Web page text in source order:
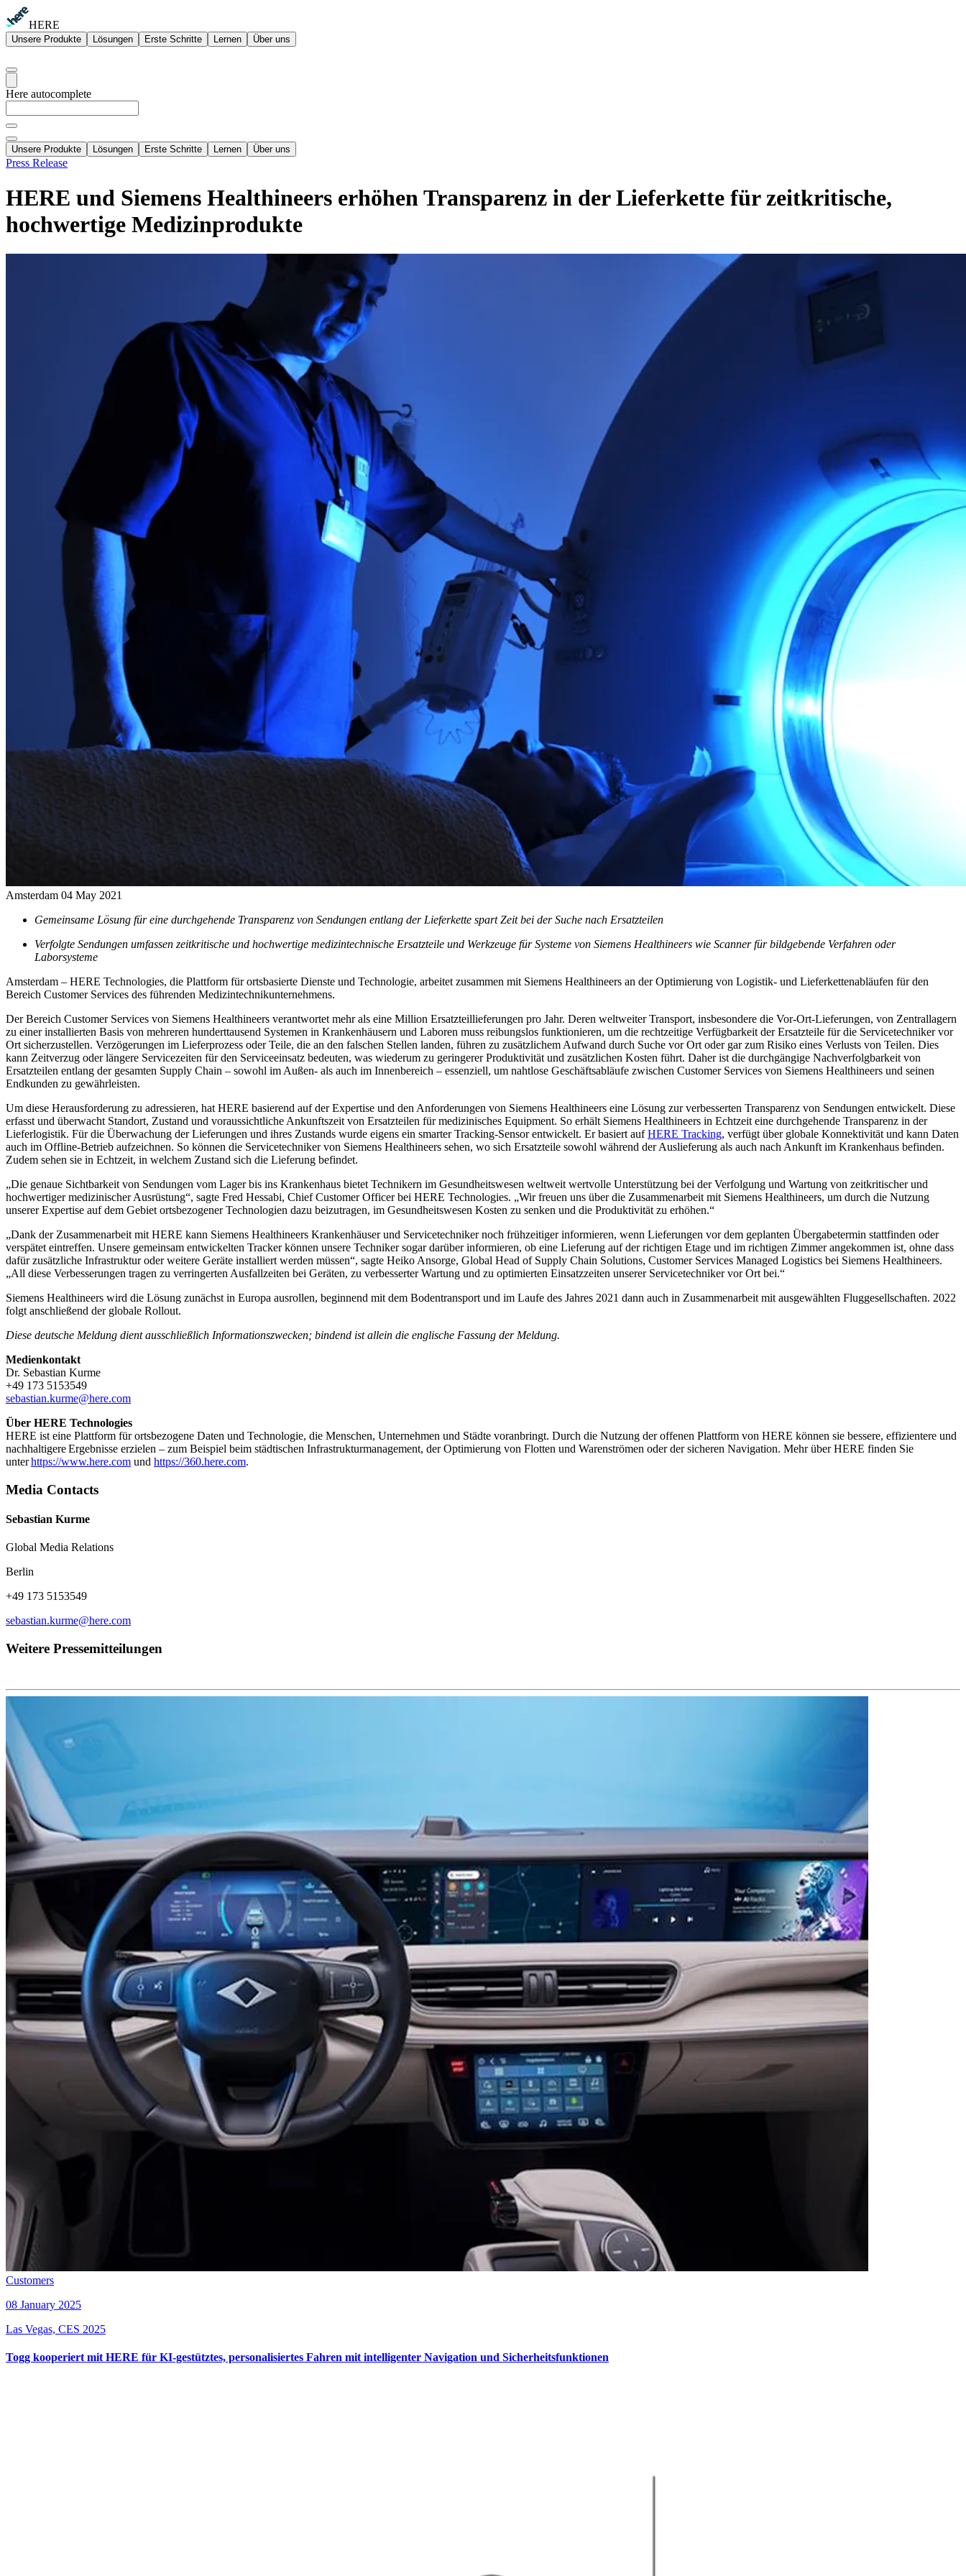
HERE
Unsere Produkte Lösungen Erste Schritte Lernen Über uns
Here autocomplete
Unsere Produkte Lösungen Erste Schritte Lernen Über uns
Press Release
HERE und Siemens Healthineers erhöhen Transparenz in der Lieferkette für zeitkritische,
hochwertige Medizinprodukte
Amsterdam 04 May 2021
Gemeinsame Lösung für eine durchgehende Transparenz von Sendungen entlang der Lieferkette spart Zeit bei der Suche nach Ersatzteilen
Verfolgte Sendungen umfassen zeitkritische und hochwertige medizintechnische Ersatzteile und Werkzeuge für Systeme von Siemens Healthineers wie Scanner für bildgebende Verfahren oder
Laborsysteme
Amsterdam – HERE Technologies, die Plattform für ortsbasierte Dienste und Technologie, arbeitet zusammen mit Siemens Healthineers an der Optimierung von Logistik- und Lieferkettenabläufen für den
Bereich Customer Services des führenden Medizintechnikunternehmens.
Der Bereich Customer Services von Siemens Healthineers verantwortet mehr als eine Million Ersatzteillieferungen pro Jahr. Deren weltweiter Transport, insbesondere die Vor-Ort-Lieferungen, von Zentrallagern
zu einer installierten Basis von mehreren hunderttausend Systemen in Krankenhäusern und Laboren muss reibungslos funktionieren, um die rechtzeitige Verfügbarkeit der Ersatzteile für die Servicetechniker vor
Ort sicherzustellen. Verzögerungen im Lieferprozess oder Teile, die an den falschen Stellen landen, führen zu zusätzlichem Aufwand durch Suche vor Ort oder gar zum Risiko eines Verlusts von Teilen. Dies
kann Zeitverzug oder längere Servicezeiten für den Serviceeinsatz bedeuten, was wiederum zu geringerer Produktivität und zusätzlichen Kosten führt. Daher ist die durchgängige Nachverfolgbarkeit von
Ersatzteilen entlang der gesamten Supply Chain – sowohl im Außen- als auch im Innenbereich – essenziell, um nahtlose Geschäftsabläufe zwischen Customer Services von Siemens Healthineers und seinen
Endkunden zu gewährleisten.
Um diese Herausforderung zu adressieren, hat HERE basierend auf der Expertise und den Anforderungen von Siemens Healthineers eine Lösung zur verbesserten Transparenz von Sendungen entwickelt. Diese
erfasst und überwacht Standort, Zustand und voraussichtliche Ankunftszeit von Ersatzteilen für medizinisches Equipment. So erhält Siemens Healthineers in Echtzeit eine durchgehende Transparenz in der
Lieferlogistik. Für die Überwachung der Lieferungen und ihres Zustands wurde eigens ein smarter Tracking-Sensor entwickelt. Er basiert aufHERE Tracking, verfügt über globale Konnektivität und kann Daten
auch im Offline-Betrieb aufzeichnen. So können die Servicetechniker von Siemens Healthineers sehen, wo sich Ersatzteile sowohl während der Auslieferung als auch nach Ankunft im Krankenhaus befinden.
Zudem sehen sie in Echtzeit, in welchem Zustand sich die Lieferung befindet.
„Die genaue Sichtbarkeit von Sendungen vom Lager bis ins Krankenhaus bietet Technikern im Gesundheitswesen weltweit wertvolle Unterstützung bei der Verfolgung und Wartung von zeitkritischer und
hochwertiger medizinischer Ausrüstung“, sagte Fred Hessabi, Chief Customer Officer bei HERE Technologies. „Wir freuen uns über die Zusammenarbeit mit Siemens Healthineers, um durch die Nutzung
unserer Expertise auf dem Gebiet ortsbezogener Technologien dazu beizutragen, im Gesundheitswesen Kosten zu senken und die Produktivität zu erhöhen.“
„Dank der Zusammenarbeit mit HERE kann Siemens Healthineers Krankenhäuser und Servicetechniker noch frühzeitiger informieren, wenn Lieferungen vor dem geplanten Übergabetermin stattfinden oder
verspätet eintreffen. Unsere gemeinsam entwickelten Tracker können unsere Techniker sogar darüber informieren, ob eine Lieferung auf der richtigen Etage und im richtigen Zimmer angekommen ist, ohne dass
dafür zusätzliche Infrastruktur oder weitere Geräte installiert werden müssen“, sagte Heiko Ansorge, Global Head of Supply Chain Solutions, Customer Services Managed Logistics bei Siemens Healthineers.
„All diese Verbesserungen tragen zu verringerten Ausfallzeiten bei Geräten, zu verbesserter Wartung und zu optimierten Einsatzzeiten unserer Servicetechniker vor Ort bei.“
Siemens Healthineers wird die Lösung zunächst in Europa ausrollen, beginnend mit dem Bodentransport und im Laufe des Jahres 2021 dann auch in Zusammenarbeit mit ausgewählten Fluggesellschaften. 2022
folgt anschließend der globale Rollout.
Diese deutsche Meldung dient ausschließlich Informationszwecken; bindend ist allein die englische Fassung der Meldung.
Medienkontakt
Dr. Sebastian Kurme
+49 173 5153549
sebastian.kurme@here.com
Über HERE Technologies
HERE ist eine Plattform für ortsbezogene Daten und Technologie, die Menschen, Unternehmen und Städte voranbringt. Durch die Nutzung der offenen Plattform von HERE können sie bessere, effizientere und
nachhaltigere Ergebnisse erzielen – zum Beispiel beim städtischen Infrastrukturmanagement, der Optimierung von Flotten und Warenströmen oder der sicheren Navigation. Mehr über HERE finden Sie
unterhttps://www.here.com und https://360.here.com.
Media Contacts
Sebastian Kurme
Global Media Relations
Berlin
+49 173 5153549
sebastian.kurme@here.com
Weitere Pressemitteilungen
Customers
08 January 2025
Las Vegas, CES 2025
Togg kooperiert mit HERE für KI-gestütztes, personalisiertes Fahren mit intelligenter Navigation und Sicherheitsfunktionen